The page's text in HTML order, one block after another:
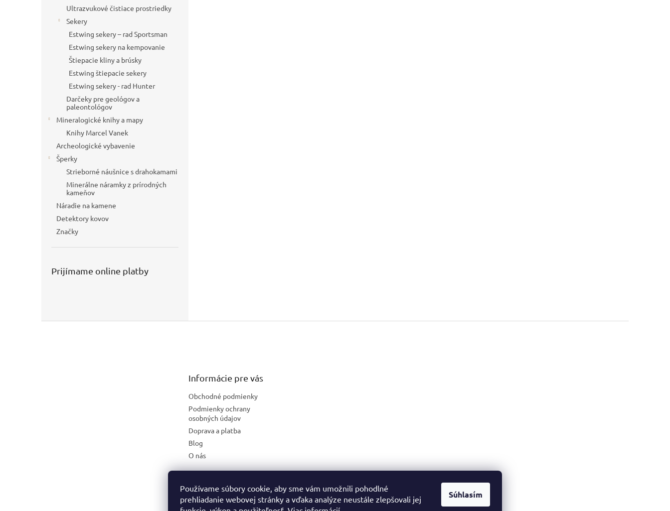
Používame súbory cookie, aby sme vám umožnili pohodlné
prehliadanie webovej stránky a vďaka analýze neustále zlepšovali jej
Súhlasím
Ultrazvukové čistiace prostriedky
Sekery
Estwing sekery – rad Sportsman
Estwing sekery na kempovanie
Štiepacie kliny a brúsky
Estwing štiepacie sekery
Estwing sekery - rad Hunter
Darčeky pre geológov a
paleontológov
Mineralogické knihy a mapy
Knihy Marcel Vanek
Archeologické vybavenie
Šperky
Strieborné náušnice s drahokamami
Minerálne náramky z prírodných
kameňov
Náradie na kamene
Detektory kovov
Značky
Prijímame online platby
Informácie pre vás
Obchodné podmienky
Podmienky ochrany
osobných údajov
Doprava a platba
Blog
O nás
České stránky